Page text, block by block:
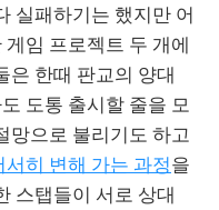
실패하기는 했지만 어
임 프로젝트 두 개에
은 한때 판교의 양대
도통 출시할 줄을 모
망으로 불리기도 하고
서히 변해 가는 과정을
스탭들이 서로 상대